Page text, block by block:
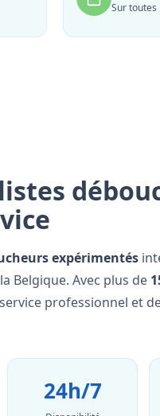
Sur toutes
expérimentés
Belgique. Avec plus de
professionnel et
24h/7